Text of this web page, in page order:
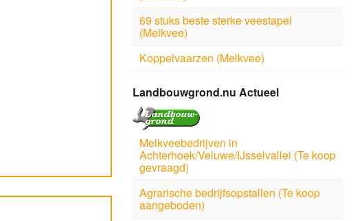
69 stuks beste sterke veestapel
(Melkvee)
Koppelvaarzen (Melkvee)
Landbouwgrond.nu Actueel
Melkveebedrijven in
Achterhoek/Veluwe/IJsselvallei (Te koop
gevraagd)
Agrarische bedrijfsopstallen (Te koop
aangeboden)